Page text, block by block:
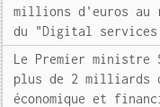
millions d'euros au
du "Digital services
Le Premier ministre
plus de 2 milliards
économique et